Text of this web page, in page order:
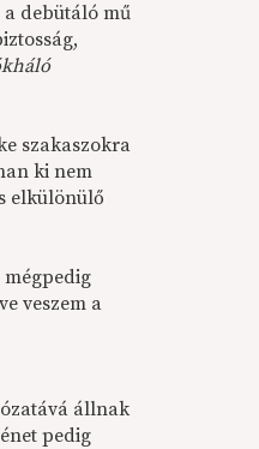
a debütáló mű
szakaszokra
ki nem
elkülönülő
veszem a
állnak
pedig